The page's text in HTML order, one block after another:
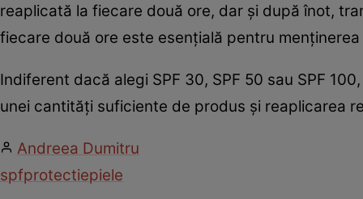
reaplicată la fiecare două ore, dar și după înot,
fiecare două ore este esențială pentru
Indiferent dacă alegi SPF 30, SPF 50 sau SPF
unei cantități suficiente de produs și reaplicarea
Andreea Dumitru
spfprotectiepiele